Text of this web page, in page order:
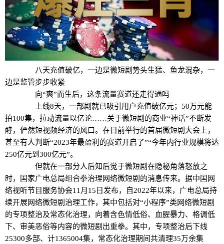
八天充值破亿，一边是微短剧势头生猛、鱼龙混杂，一
边是监管步步收紧
向“爽”而生后，这条流量赛道还走得通吗
上线8天，一部剧就已吸引用户充值破亿元；50万元能
拍100集，拉动流量以亿论……关于微短剧的商业“神话”不断发
酵，俨然短视频经济的风口。在日前举行的首届微短剧大会上，
甚至有人判断“2023年最盈利的赛道开启了”“今年内行业规模将达
250亿元到300亿元”。
但就在一部分人后知后觉于微短剧在隐秘角落怒放之
时，国家广电总局组合拳治理网络微短剧的消息传来。据中国网
络视听节目服务协会11月15日发布，自2022年以来，广电总局持
续开展网络微短剧治理工作，其中包括对“小程序”类网络微短剧
的专项整治及常态化治理，向着含色情低俗、血腥暴力、格调低
下、审美恶俗等内容的微短剧出重拳。其中，专项整治后下线
25300多部、计1365004集，常态化治理期间共清理35万余集